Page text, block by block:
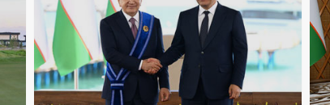
ПОЛИТИКА 2026 11:52
Шавкат Мирзиёев награжден